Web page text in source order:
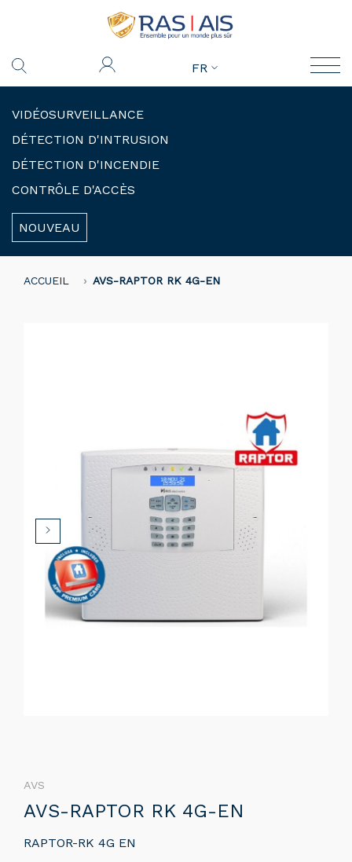
FR
VIDÉOSURVEILLANCE
DÉTECTION D'INTRUSION
DÉTECTION D'INCENDIE
CONTRÔLE D'ACCÈS
NOUVEAU
ACCUEIL AVS-RAPTOR RK 4G-EN
AVS
AVS-RAPTOR RK 4G-EN
RAPTOR-RK 4G EN